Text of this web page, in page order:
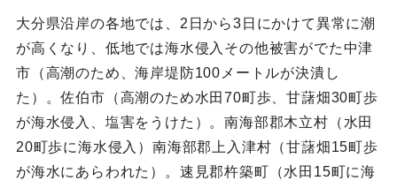
大分県沿岸の各地では、2日から3日にかけて異常に潮
が高くなり、低地では海水侵入その他被害がでた中津
市（高潮のため、海岸堤防100メートルが決潰し
た）。佐伯市（高潮のため水田70町歩、甘藷畑30町歩
が海水侵入、塩害をうけた）。南海部郡木立村（水田
20町歩に海水侵入）南海部郡上入津村（甘藷畑15町歩
が海水にあらわれた）。速見郡杵築町（水田15町に海